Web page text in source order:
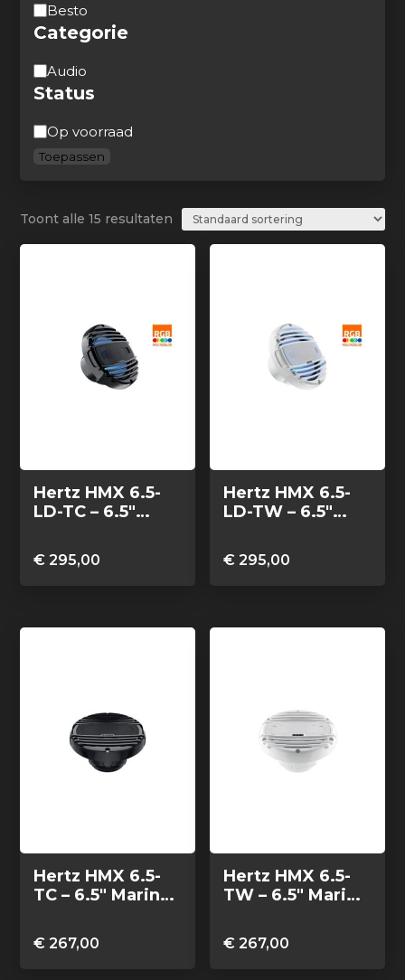
Besto
Categorie
Categorie
Audio
Status
Beschikbaarheid
Op voorraad
Toepassen
Toont alle 15 resultaten
Hertz HMX 6.5-
LD-TC – 6.5″
performance
coax speakers
€ 295,00
Hertz HMX 6.5-
LD-TW – 6.5″
performance
coax speakers
€ 295,00
Hertz HMX 6.5-
TC – 6.5″ Marine
performance
coax speakers
€ 267,00
Hertz HMX 6.5-
TW – 6.5″ Marine
performance
coax speakers
€ 267,00